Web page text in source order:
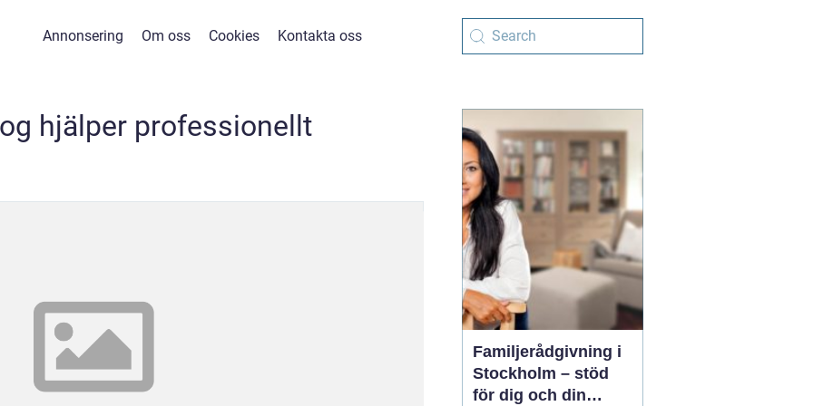
Annonsering Om oss Cookies Kontakta oss
hjälper professionellt
Familjerådgivning i
Stockholm – stöd
för dig och din